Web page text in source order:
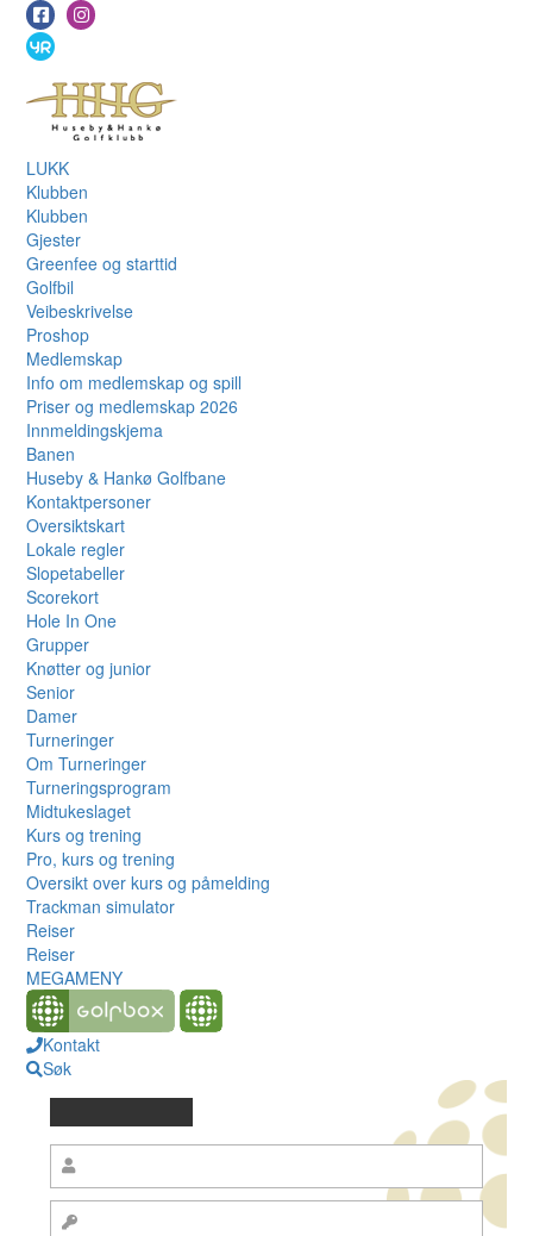
LUKK
Klubben
Klubben
Gjester
Greenfee og starttid
Golfbil
Veibeskrivelse
Proshop
Medlemskap
Info om medlemskap og spill
Priser og medlemskap 2026
Innmeldingskjema
Banen
Huseby & Hankø Golfbane
Kontaktpersoner
Oversiktskart
Lokale regler
Slopetabeller
Scorekort
Hole In One
Grupper
Knøtter og junior
Senior
Damer
Turneringer
Om Turneringer
Turneringsprogram
Midtukeslaget
Kurs og trening
Pro, kurs og trening
Oversikt over kurs og påmelding
Trackman simulator
Reiser
Reiser
MEGAMENY
Kontakt
Søk